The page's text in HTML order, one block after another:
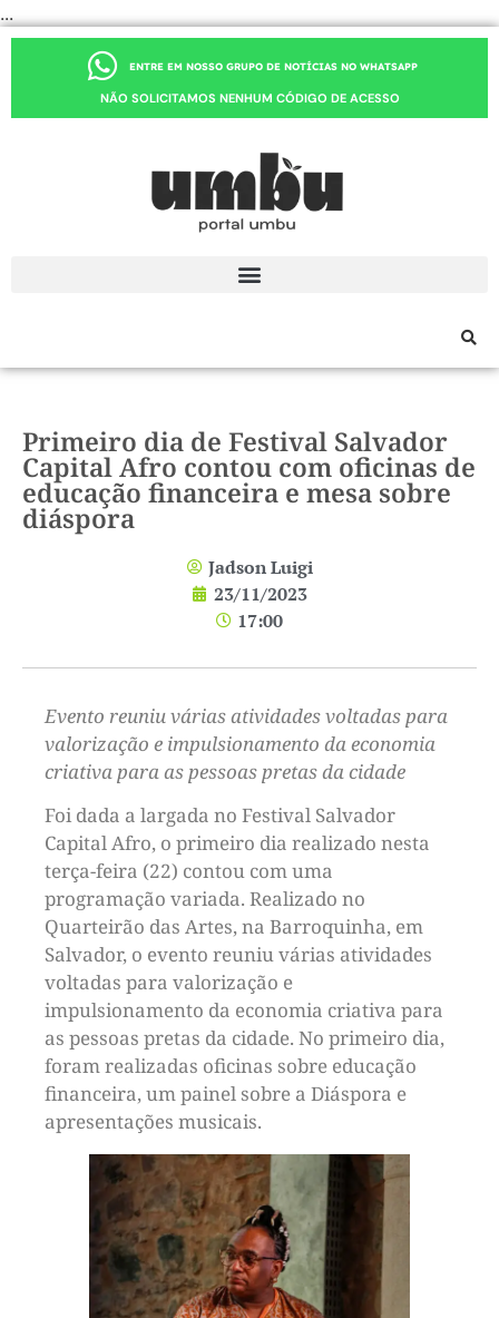
...
ENTRE EM NOSSO GRUPO DE NOTÍCIAS NO WHATSAPP
NÃO SOLICITAMOS NENHUM CÓDIGO DE ACESSO
Primeiro dia de Festival Salvador
Capital Afro contou com oficinas de
educação financeira e mesa sobre
diáspora
Jadson Luigi
23/11/2023
17:00
Evento reuniu várias atividades voltadas para
valorização e impulsionamento da economia
criativa para as pessoas pretas da cidade
Foi dada a largada no Festival Salvador
Capital Afro, o primeiro dia realizado nesta
terça-feira (22) contou com uma
programação variada. Realizado no
Quarteirão das Artes, na Barroquinha, em
Salvador, o evento reuniu várias atividades
voltadas para valorização e
impulsionamento da economia criativa para
as pessoas pretas da cidade. No primeiro dia,
foram realizadas oficinas sobre educação
financeira, um painel sobre a Diáspora e
apresentações musicais.